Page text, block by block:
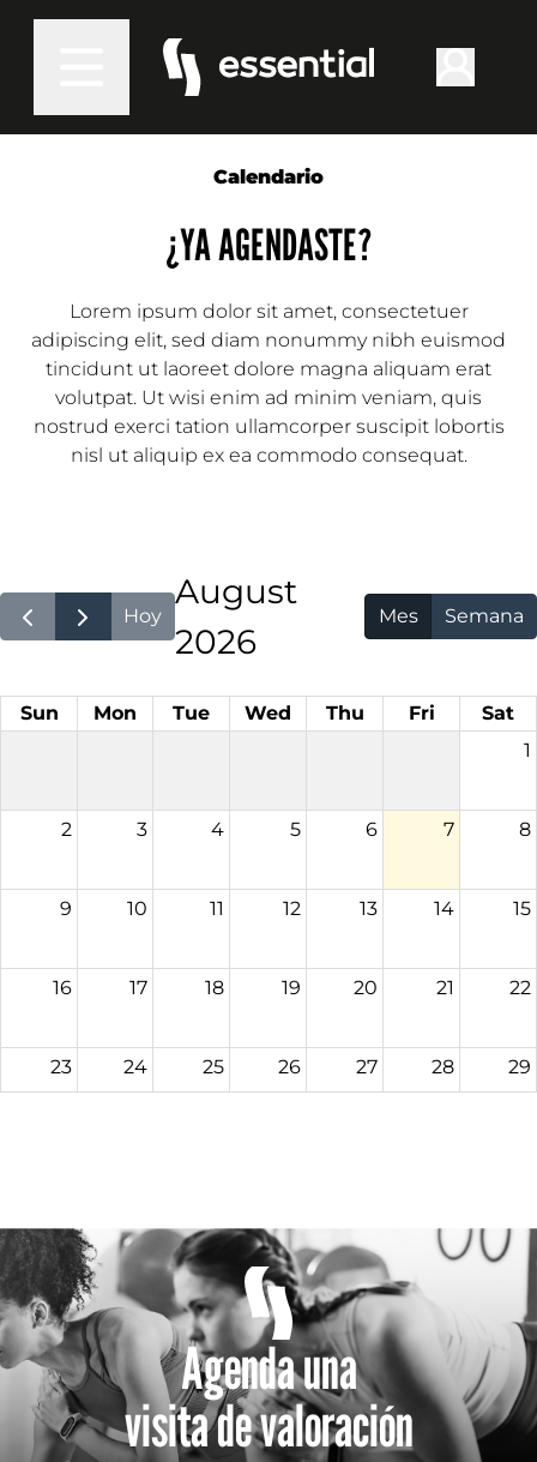
Calendario
¿YA AGENDASTE?
Lorem ipsum dolor sit amet, consectetuer
adipiscing elit, sed diam nonummy nibh euismod
tincidunt ut laoreet dolore magna aliquam erat
volutpat. Ut wisi enim ad minim veniam, quis
nostrud exerci tation ullamcorper suscipit lobortis
nisl ut aliquip ex ea commodo consequat.
Hoy
August
2026
Mes Semana
Sun Mon Tue Wed Thu Fri
Sat
1
2 3 4 5 6 7 8
9 10 11 12 13 14 15
16 17 18 19 20 21 22
23 24 25 26 27 28 29
Agenda una
visita de valoración